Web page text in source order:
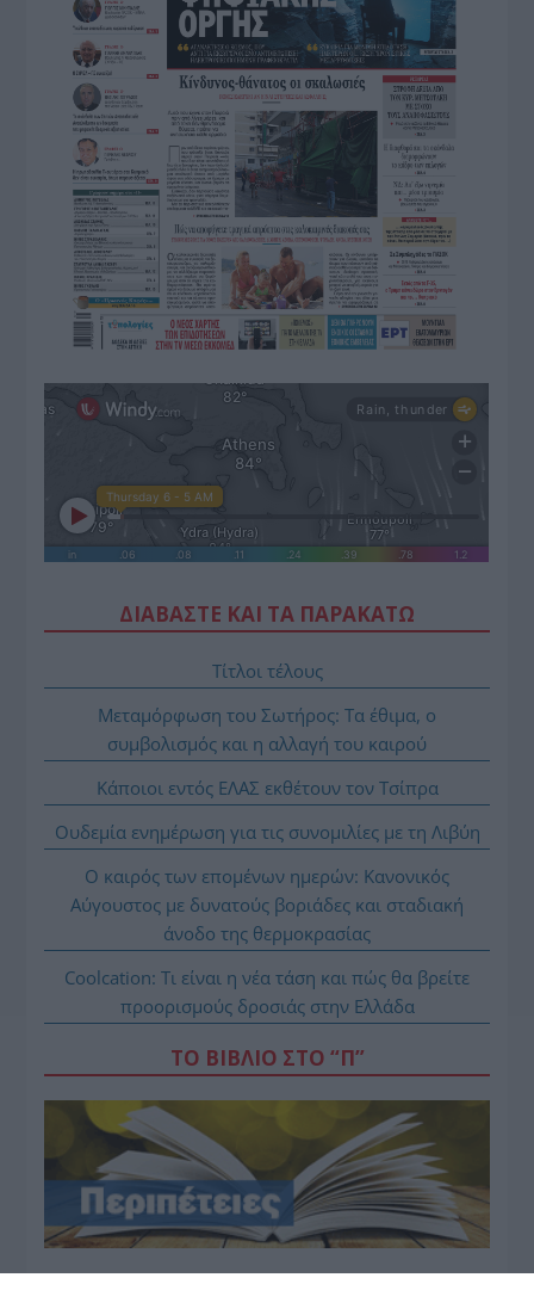
ΔΙΑΒΑΣΤΕ ΚΑΙ ΤΑ ΠΑΡΑΚΑΤΩ
Τίτλοι τέλους
Μεταμόρφωση του Σωτήρος: Τα έθιμα, ο
συμβολισμός και η αλλαγή του καιρού
Κάποιοι εντός ΕΛΑΣ εκθέτουν τον Τσίπρα
Ουδεμία ενημέρωση για τις συνομιλίες με τη Λιβύη
Ο καιρός των επομένων ημερών: Κανονικός
Αύγουστος με δυνατούς βοριάδες και σταδιακή
άνοδο της θερμοκρασίας
Coolcation: Τι είναι η νέα τάση και πώς θα βρείτε
προορισμούς δροσιάς στην Ελλάδα
ΤΟ ΒΙΒΛΙΟ ΣΤΟ “Π”